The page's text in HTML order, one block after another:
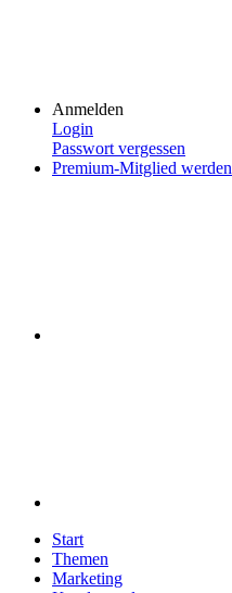
Anmelden
Login
Passwort vergessen
Premium-Mitglied werden
Start
Themen
Marketing